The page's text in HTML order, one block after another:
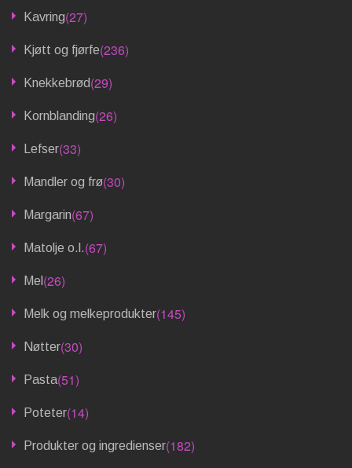
Kavring(27)
Kjøtt og fjørfe(236)
Knekkebrød(29)
Kornblanding(26)
Lefser(33)
Mandler og frø(30)
Margarin(67)
Matolje o.l.(67)
Mel (26)
Melk og melkeprodukter(145)
Nøtter(30)
Pasta(51)
Poteter(14)
Produkter og ingredienser(182)